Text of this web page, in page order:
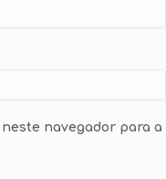
navegador para a